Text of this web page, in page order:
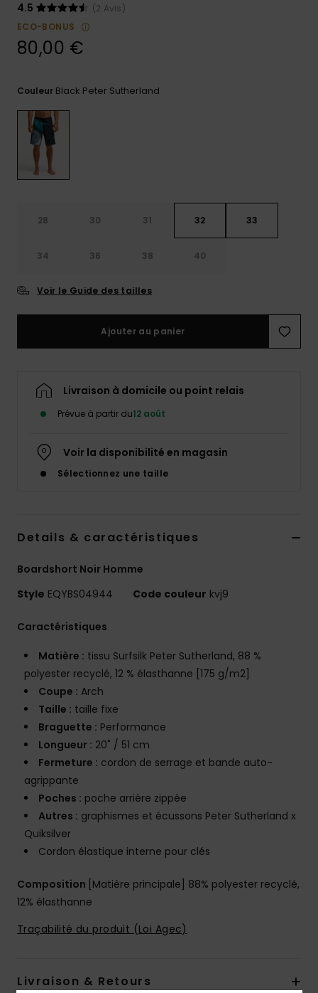
Démarrer
aux
la FAQ
4.5
(2 Avis)
ECO-BONUS
80,00 €
Couleur Black Peter Sutherland
28 30 31 32 33
34 36 38 40
Voir le Guide des tailles
Ajouter au panier
Livraison à domicile ou point relais
Prévue à partir du12 août
Voir la disponibilité en magasin
Sélectionnez une taille
Details & caractéristiques
Boardshort Noir Homme
Style EQYBS04944 Code couleur kvj9
Caractéristiques
Matière : tissu Surfsilk Peter Sutherland, 88 %
polyester recyclé, 12 % élasthanne [175 g/m2]
Coupe : Arch
Taille : taille fixe
Braguette : Performance
Longueur : 20" / 51 cm
Fermeture : cordon de serrage et bande auto-
agrippante
Poches : poche arrière zippée
Autres : graphismes et écussons Peter Sutherland x
Quiksilver
Cordon élastique interne pour clés
Composition [Matière principale] 88% polyester recyclé,
12% élasthanne
Traçabilité du produit (Loi Agec)
Livraison & Retours